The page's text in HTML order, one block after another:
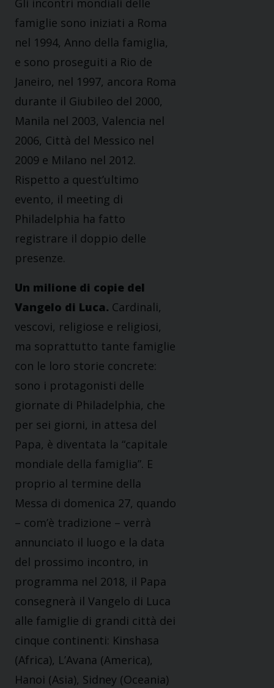
Gli incontri mondiali delle
famiglie sono iniziati a Roma
nel 1994, Anno della famiglia,
e sono proseguiti a Rio de
Janeiro, nel 1997, ancora Roma
durante il Giubileo del 2000,
Manila nel 2003, Valencia nel
2006, Città del Messico nel
2009 e Milano nel 2012.
Rispetto a quest’ultimo
evento, il meeting di
Philadelphia ha fatto
registrare il doppio delle
presenze.
Un milione di copie del
Vangelo di Luca. Cardinali,
vescovi, religiose e religiosi,
ma soprattutto tante famiglie
con le loro storie concrete:
sono i protagonisti delle
giornate di Philadelphia, che
per sei giorni, in attesa del
Papa, è diventata la “capitale
mondiale della famiglia”. E
proprio al termine della
Messa di domenica 27, quando
– com’è tradizione – verrà
annunciato il luogo e la data
del prossimo incontro, in
programma nel 2018, il Papa
consegnerà il Vangelo di Luca
alle famiglie di grandi città dei
cinque continenti: Kinshasa
(Africa), L’Avana (America),
Hanoi (Asia), Sidney (Oceania)